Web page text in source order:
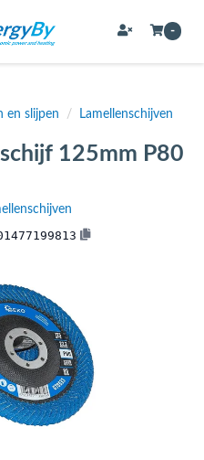
boilervaten)
-
en slijpen / Lamellenschijven
125mm P80